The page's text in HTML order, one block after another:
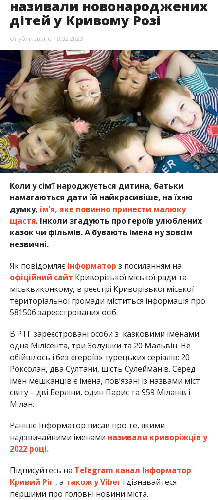
називали новонароджених
дітей у Кривому Розі
Опубліковано 19.02.2023
Коли у сім’ї народжується дитина, батьки
намагаються дати їй найкрасивіше, на їхню
думку, ім’я, яке повинно принести малюку
щастя. Інколи згадують про героїв улюблених
казок чи фільмів. А бувають імена ну зовсім
незвичні.
Як повідомляєІнформатор з посиланням на
офіційний сайт Криворізької міської ради та
міськвиконкому, в реєстрі Криворізької міської
територіальної громади міститься інформація про
581506 зареєстрованих осіб.
В РТГ зареєстровані особи з казковими іменами:
одна Мілісента, три Золушки та 20 Мальвін. Не
обійшлось і без «героїв» турецьких серіалів: 20
Роксолан, два Султани, шість Сулейманів. Серед
імен мешканців є імена, пов’язані із назвами міст
світу – дві Берліни, один Парис та 959 Міланів і
Мілан.
Раніше Інформатор писав про те, якими
надзвичайними іменами називали криворіжців у
2022 році.
Підписуйтесь на Telegram канал Інформатор
Кривий Ріг , а також у Viberі дізнавайтеся
першими про головні новини міста.